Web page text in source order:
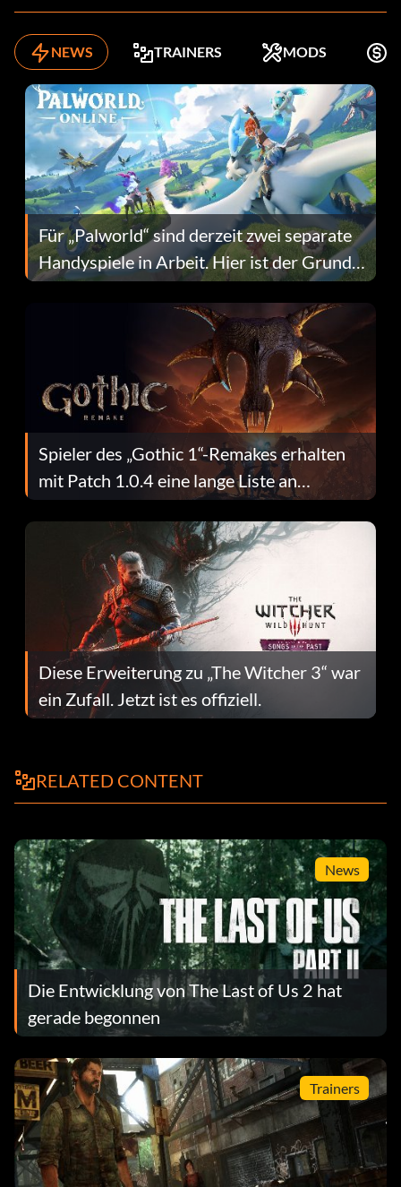
NEWS TRAINERS MODS
Für „Palworld“ sind derzeit zwei separate
Handyspiele in Arbeit. Hier ist der Grund
dafür.
Spieler des „Gothic 1“-Remakes erhalten
mit Patch 1.0.4 eine lange Liste an
Fehlerbehebungen
Diese Erweiterung zu „The Witcher 3“ war
ein Zufall. Jetzt ist es offiziell.
RELATED CONTENT
News
Die Entwicklung von The Last of Us 2 hat
gerade begonnen
Trainers